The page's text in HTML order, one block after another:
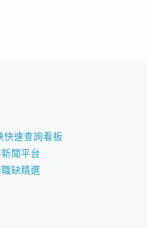
快速查詢看板
聞平台
缺精選